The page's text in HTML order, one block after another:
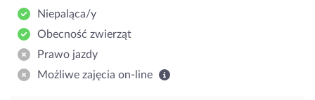
Niepaląca/y
Obecność zwierząt
Prawo jazdy
Możliwe zajęcia on-line